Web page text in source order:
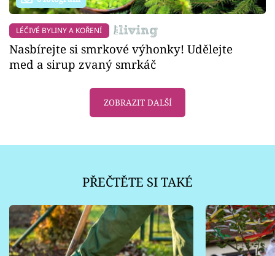
LÉČIVÉ BYLINY A KOŘENÍ
Nasbírejte si smrkové výhonky! Udělejte
med a sirup zvaný smrkáč
ZOBRAZIT DALŠÍ
PŘEČTĚTE SI TAKÉ